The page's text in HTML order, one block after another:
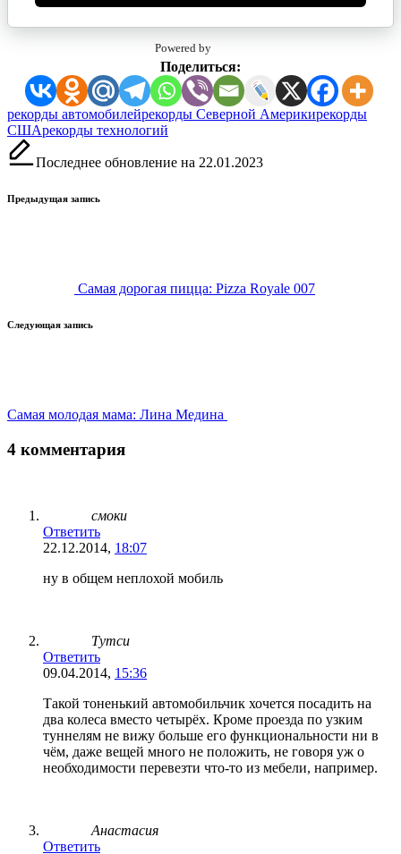
Powered by
Поделиться:
Метки:
рекорды автомобилейрекорды Северной Америкирекорды
СШАрекорды технологий
Последнее обновление на 22.01.2023
Навигация
Предыдущая запись
Самая дорогая пицца: Pizza Royale 007
Следующая запись
Самая молодая мама: Лина Медина
4 комментария
смоки
Ответить
22.12.2014, 18:07
ну в общем неплохой мобиль
Тутси
Ответить
09.04.2014, 15:36
Такой тоненький автомобильчик хочется посадить на
два колеса вместо четырёх. Кроме проезда по узким
туннелям не вижу больше его функциональности ни в
чём, даже вещей много не положить, не говоря уж о
необходимости перевезти что-то из мебели, например.
Анастасия
Ответить